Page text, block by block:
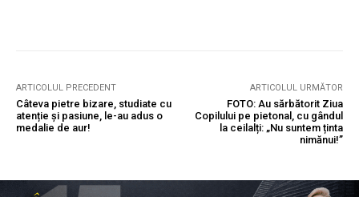
ARTICOLUL PRECEDENT
Câteva pietre bizare, studiate cu
atenție și pasiune, le-au adus o
medalie de aur!
ARTICOLUL URMĂTOR
FOTO: Au sărbătorit Ziua
Copilului pe pietonal, cu gândul
la ceilalți: „Nu suntem ținta
nimănui!”